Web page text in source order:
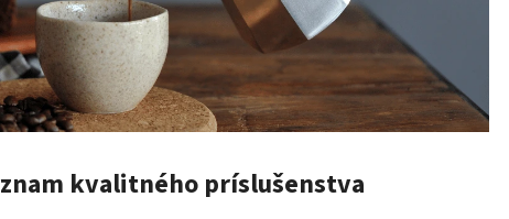
kvalitného príslušenstva